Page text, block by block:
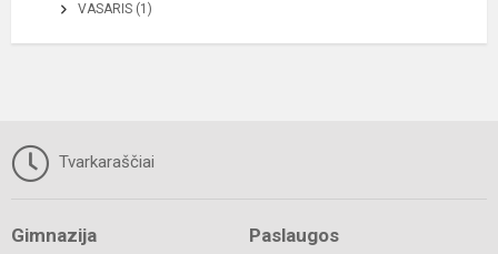
VASARIS (1)
Tvarkaraščiai
Gimnazija Paslaugos